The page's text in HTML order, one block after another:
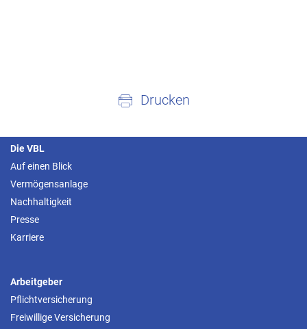
Drucken
Die VBL
Auf einen Blick
Vermögensanlage
Nachhaltigkeit
Presse
Karriere
Arbeitgeber
Pflichtversicherung
Freiwillige Versicherung